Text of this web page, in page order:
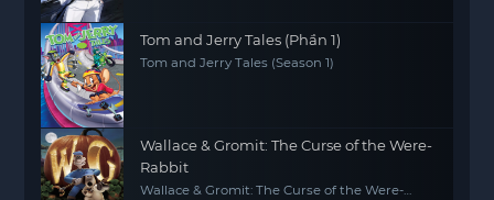
Tom and Jerry Tales (Phần 1)
Tom and Jerry Tales (Season 1)
Wallace & Gromit: The Curse of the Were-
Rabbit
Wallace & Gromit: The Curse of the Were-